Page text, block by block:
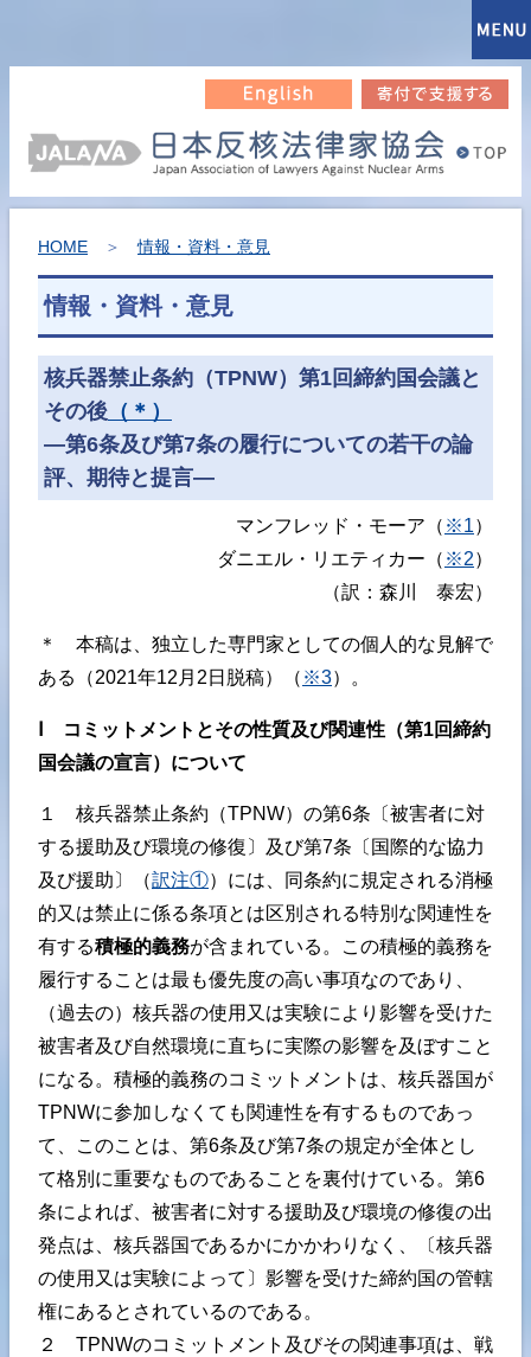
HOME ＞情報・資料・意見
情報・資料・意見
核兵器禁止条約（TPNW）第1回締約国会議と
その後 （＊）
―第6条及び第7条の履行についての若干の論
評、期待と提言―
マンフレッド・モーア（ ※1）
ダニエル・リエティカー（ ※2）
（訳：森川 泰宏）
＊ 本稿は、独立した専門家としての個人的な見解で
ある（2021年12月2日脱稿）（ ※3）。
Ⅰ コミットメントとその性質及び関連性（第1回締約
国会議の宣言）について
１ 核兵器禁止条約（TPNW）の第6条〔被害者に対
する援助及び環境の修復〕及び第7条〔国際的な協力
及び援助〕（訳注①）には、同条約に規定される消極
的又は禁止に係る条項とは区別される特別な関連性を
有する積極的義務が含まれている。この積極的義務を
履行することは最も優先度の高い事項なのであり、
（過去の）核兵器の使用又は実験により影響を受けた
被害者及び自然環境に直ちに実際の影響を及ぼすこと
になる。積極的義務のコミットメントは、核兵器国が
TPNWに参加しなくても関連性を有するものであっ
て、このことは、第6条及び第7条の規定が全体とし
て格別に重要なものであることを裏付けている。第6
条によれば、被害者に対する援助及び環境の修復の出
発点は、核兵器国であるかにかかわりなく、〔核兵器
の使用又は実験によって〕影響を受けた締約国の管轄
権にあるとされているのである。
２ TPNWのコミットメント及びその関連事項は、戦